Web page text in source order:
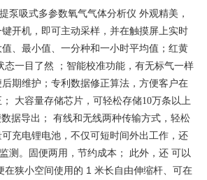
泵吸式多参数氧气气体分析仪 外观精美，
开机，即可主动采样，并在触摸屏上实时
、最小值、一分种和一小时平均值；红黄
态一目了然
；智能校准功能，有无标气一样
期维护；专利数据修正算法，方便客户在
大容量存储芯片，可轻松存储10万条以上
据导出；
有线和无线两种传输方式，轻松
充电锂电池，不仅可短时间外出工作，还
测。固便两用，节约成本； 此外，还 可以
在狭小空间使用的 1 米长自由伸缩杆、可在